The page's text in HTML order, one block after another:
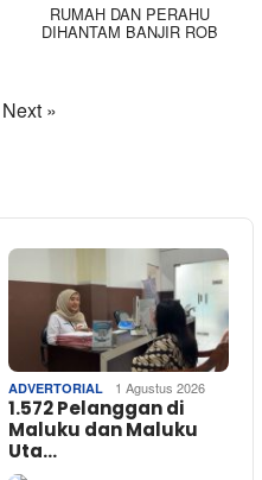
RUMAH DAN PERAHU
DIHANTAM BANJIR ROB
Next »
ADVERTORIAL 1 Agustus 2026
1.572 Pelanggan di
Maluku dan Maluku
Uta…